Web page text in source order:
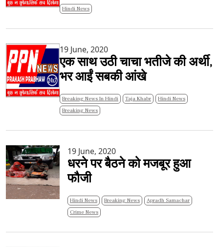
Hindi News
19 June, 2020
एक साथ उठी चाचा भतीजे की अर्थी,
भर आईं सबकी आंखे
Breaking News In Hindi Taja Khabr
Hindi News
Breaking News
19 June, 2020
धरने पर बैठने को मजबूर हुआ
फौजी
Hindi News Breaking News
Apradh Samachar
Crime News